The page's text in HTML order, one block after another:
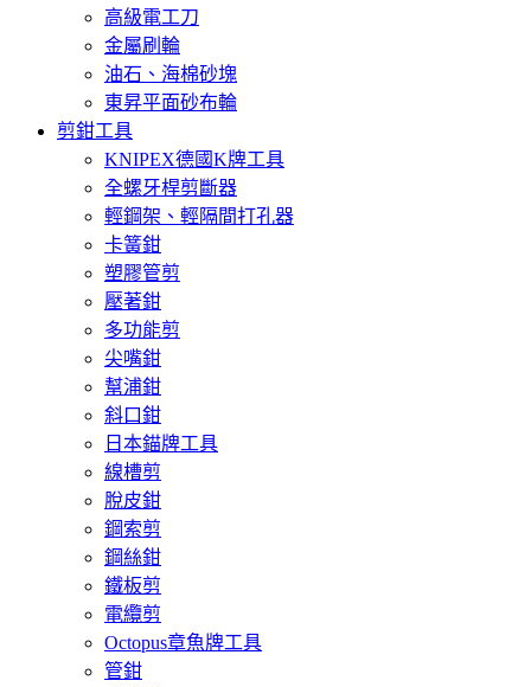
高級電工刀
金屬刷輪
油石、海棉砂塊
東昇平面砂布輪
剪鉗工具
KNIPEX德國K牌工具
全螺牙桿剪斷器
輕鋼架、輕隔間打孔器
卡簧鉗
塑膠管剪
壓著鉗
多功能剪
尖嘴鉗
幫浦鉗
斜口鉗
日本錨牌工具
線槽剪
脫皮鉗
鋼索剪
鋼絲鉗
鐵板剪
電纜剪
Octopus章魚牌工具
管鉗